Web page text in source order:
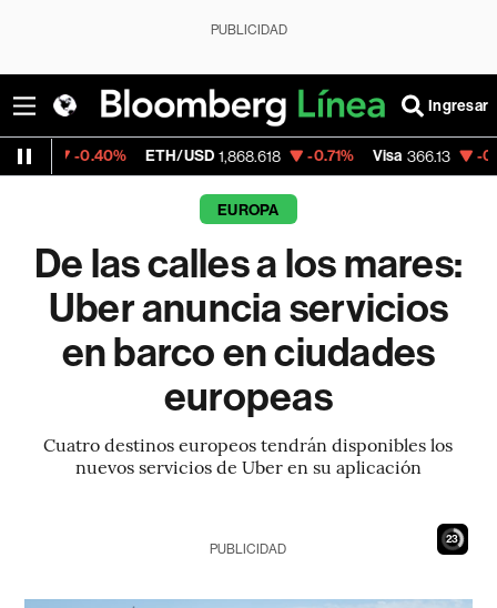
PUBLICIDAD
Ingresar
ETH/USD 1,868.618 -0.71% Visa 366.13 -0.04%
EUROPA
De las calles a los mares:
Uber anuncia servicios
en barco en ciudades
europeas
Cuatro destinos europeos tendrán disponibles los
nuevos servicios de Uber en su aplicación
22
PUBLICIDAD